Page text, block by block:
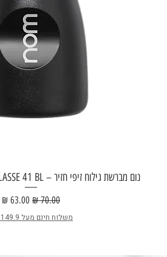
נום מברשת גילוח זיפי חזיר – MÜHLE nom LASSE 41 BL – שחור
מחיר רגיל מחיר מבצע
משלוח חינם מעל 149.9 שח